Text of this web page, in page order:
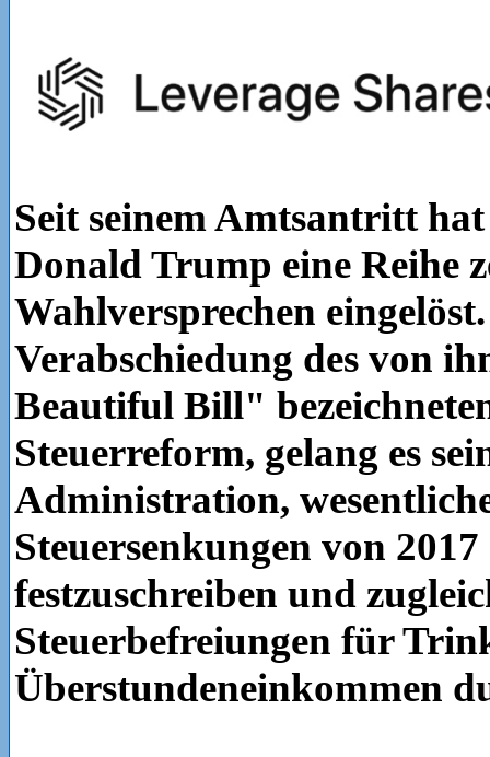
Seit seinem Amtsantritt
Donald Trump eine Reihe
Wahlversprechen
Verabschiedung des von
Beautiful Bill"
Steuerreform, gelang es
Administration,
Steuersenkungen von
festzuschreiben und
Steuerbefreiungen für
Überstundeneinkommen